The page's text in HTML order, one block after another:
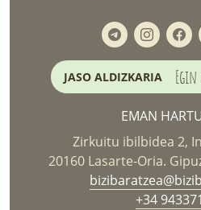
JASO ALDIZKARIA
EMAN
Zirkuitu ibilbidea 2,
20160 Lasarte-Oria.
+34